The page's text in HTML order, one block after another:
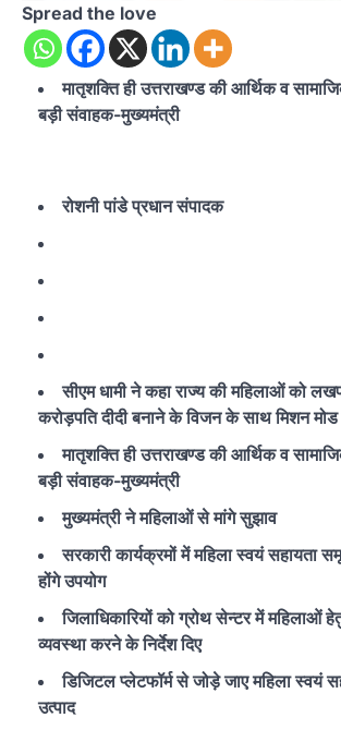
Spread the love
मातृशक्ति ही उत्तराखण्ड की आर्थिक व
बड़ी संवाहक-मुख्यमंत्री
रोशनी पांडे प्रधान संपादक
सीएम धामी ने कहा राज्य की महिलाओं को
करोड़पति दीदी बनाने के विजन के साथ मिशन मोड
मातृशक्ति ही उत्तराखण्ड की आर्थिक व
बड़ी संवाहक-मुख्यमंत्री
मुख्यमंत्री ने महिलाओं से मांगे सुझाव
सरकारी कार्यक्रमों में महिला स्वयं सहायता
होंगे उपयोग
जिलाधिकारियों को ग्रोथ सेन्टर में महिलाओं
व्यवस्था करने के निर्देश दिए
डिजिटल प्लेटफॉर्म से जोड़े जाए महिला स्वयं
उत्पाद